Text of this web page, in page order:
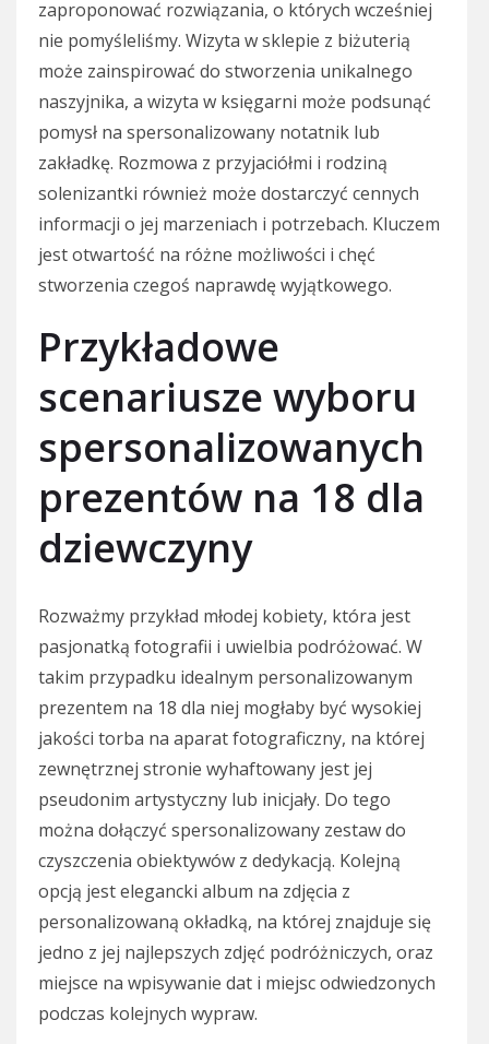
zaproponować rozwiązania, o których wcześniej
nie pomyśleliśmy. Wizyta w sklepie z biżuterią
może zainspirować do stworzenia unikalnego
naszyjnika, a wizyta w księgarni może podsunąć
pomysł na spersonalizowany notatnik lub
zakładkę. Rozmowa z przyjaciółmi i rodziną
solenizantki również może dostarczyć cennych
informacji o jej marzeniach i potrzebach. Kluczem
jest otwartość na różne możliwości i chęć
stworzenia czegoś naprawdę wyjątkowego.
Przykładowe
scenariusze wyboru
spersonalizowanych
prezentów na 18 dla
dziewczyny
Rozważmy przykład młodej kobiety, która jest
pasjonatką fotografii i uwielbia podróżować. W
takim przypadku idealnym personalizowanym
prezentem na 18 dla niej mogłaby być wysokiej
jakości torba na aparat fotograficzny, na której
zewnętrznej stronie wyhaftowany jest jej
pseudonim artystyczny lub inicjały. Do tego
można dołączyć spersonalizowany zestaw do
czyszczenia obiektywów z dedykacją. Kolejną
opcją jest elegancki album na zdjęcia z
personalizowaną okładką, na której znajduje się
jedno z jej najlepszych zdjęć podróżniczych, oraz
miejsce na wpisywanie dat i miejsc odwiedzonych
podczas kolejnych wypraw.